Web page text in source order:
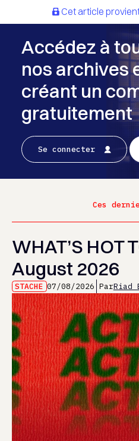
Cet article
Accédez à
nos archives
créant un
gratuitement
Se connecter
Ces
WHAT’S HOT
August 2026
STACHE 07/08/2026 ParRiad